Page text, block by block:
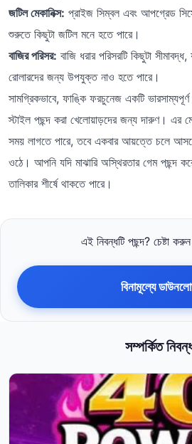
জটিল মেকানিক্স: প্রাইজ সিম্বল এবং আপগ্রেড
শুরুতে কিছুটা জটিল মনে হতে পারে।
বাজির পরিসর: বাজি ধরার পরিসরটি কিছুটা
রোলারদের জন্য উপযুক্ত নাও হতে পারে।
সামগ্রিকভাবে, ফাঙ্কি ফরচুনেজ একটি
স্টাইল পছন্দ করা খেলোয়াড়দের জন্য দারুণ। এর
সময় লাগতে পারে, তবে একবার আয়ত্তে চলে
ওঠে। আপনি যদি মাঝারি অস্থিরতার গেম পছন্দ
তালিকার শীর্ষে থাকতে পারে।
এই নিবন্ধটি পছন্দ? চেষ্টা করুন
বিনামূল্যে
সম্পর্কিত